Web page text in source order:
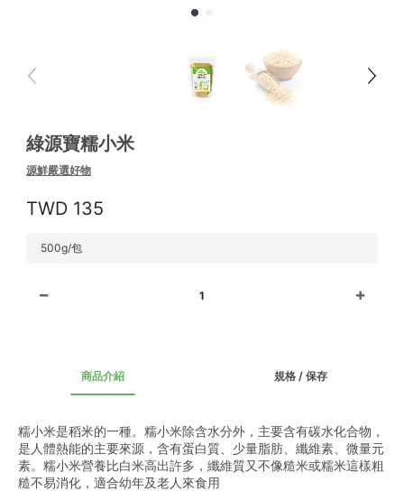
綠源寶糯小米
源鮮嚴選好物
135
500g/包
1
商品介紹 規格 / 保存
糯小米是稻米的一種。糯小米除含水分外，主要含有碳水化合物，
是人體熱能的主要來源，含有蛋白質、少量脂肪、纖維素、微量元
素。糯小米營養比白米高出許多，纖維質又不像糙米或糯米這樣粗
糙不易消化，適合幼年及老人來食用